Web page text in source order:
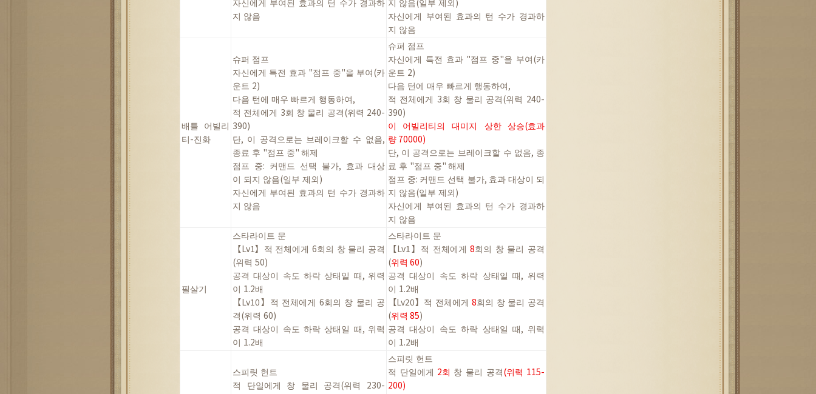
지 않음
자신에게 부여된 효과의 턴 수가 경과하
지 않음
배틀 어빌리
티-진화
슈퍼 점프
자신에게 특전 효과 "점프 중"을 부여(카
운트 2)
다음 턴에 매우 빠르게 행동하여,
적 전체에게 3회 창 물리 공격(위력 240-
390)
단, 이 공격으로는 브레이크할 수 없음,
종료 후 "점프 중" 해제
점프 중: 커맨드 선택 불가, 효과 대상
이 되지 않음(일부 제외)
자신에게 부여된 효과의 턴 수가 경과하
지 않음
슈퍼 점프
자신에게 특전 효과 "점프 중"을 부여(카
운트 2)
다음 턴에 매우 빠르게 행동하여,
적 전체에게 3회 창 물리 공격(위력 240-
390)
이
어빌리티의 대미지 상한 상승(효과
량 70000)
단, 이 공격으로는 브레이크할 수 없음, 종
료 후 "점프 중" 해제
점프 중: 커맨드 선택 불가, 효과 대상이 되
지 않음(일부 제외)
자신에게 부여된 효과의 턴 수가 경과하
지 않음
필살기
스타라이트 문
【Lv1】 적 전체에게 6회의 창 물리 공격
(위력 50)
공격 대상이 속도 하락 상태일 때, 위력
이 1.2배
【Lv10】 적 전체에게 6회의 창 물리 공
격(위력 60)
공격 대상이 속도 하락 상태일 때, 위력
이 1.2배
스타라이트 문
【Lv1】 적 전체에게 8회의 창 물리 공격
(위력 60)
공격 대상이 속도 하락 상태일 때, 위력
이 1.2배
【Lv20】 적 전체에게 8회의 창 물리 공격
(위력 85)
공격 대상이 속도 하락 상태일 때, 위력
이 1.2배
스피릿 헌트
적
단일에게 창 물리 공격(위력
230-
스피릿 헌트
적 단일에게 2회 창 물리 공격(위력 115-
200)